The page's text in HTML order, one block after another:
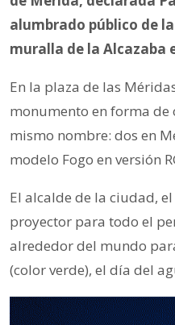
alumbrado público de
muralla de la Alcazaba
En la plaza de las
monumento en forma de
mismo nombre: dos en
modelo Fogo en versión
El alcalde de la ciudad,
proyector para todo el
alrededor del mundo
(color verde), el día del